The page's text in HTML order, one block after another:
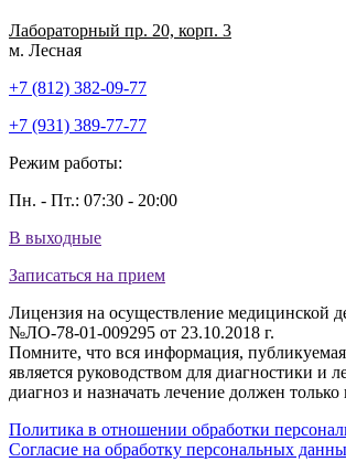
Лабораторный пр. 20, корп. 3
м. Лесная
+7 (812) 382-09-77
+7 (931) 389-77-77
Режим работы:
Пн. - Пт.: 07:30 - 20:00
В выходные
Записаться на прием
Лицензия на осуществление медицинской
№ЛО-78-01-009295 от 23.10.2018 г.
Помните, что вся информация,
является руководством для диагностики и
диагноз и назначать лечение должен только
Политика в отношении обработки
Согласие на обработку персональных